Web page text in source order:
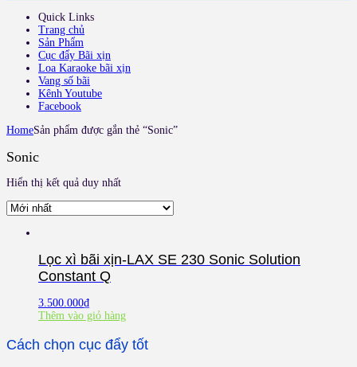
Quick Links
Trang chủ
Sản Phẩm
Cục đẩy Bãi xịn
Loa Karaoke bãi xịn
Vang số bãi
Kênh Youtube
Facebook
HomeSản phẩm được gắn thẻ “Sonic”
Sonic
Hiển thị kết quả duy nhất
Lọc xì bãi xịn-LAX SE 230 Sonic Solution
Constant Q
3.500.000₫
Thêm vào giỏ hàng
Cách chọn cục đẩy tốt